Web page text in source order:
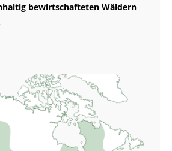
bewirtschafteten Wäldern